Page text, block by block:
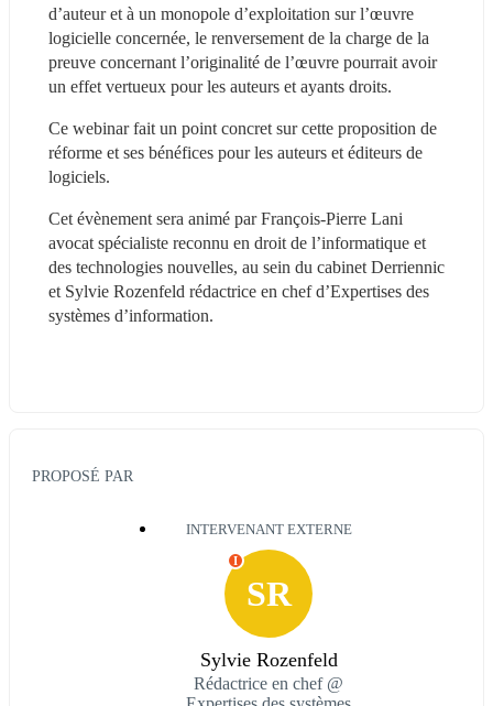
d’auteur et à un monopole d’exploitation sur l’œuvre
logicielle concernée, le renversement de la charge de la
preuve concernant l’originalité de l’œuvre pourrait avoir
un effet vertueux pour les auteurs et ayants droits.
Ce webinar fait un point concret sur cette proposition de
réforme et ses bénéfices pour les auteurs et éditeurs de
logiciels.
Cet évènement sera animé par François-Pierre Lani
avocat spécialiste reconnu en droit de l’informatique et
des technologies nouvelles, au sein du cabinet Derriennic
et Sylvie Rozenfeld rédactrice en chef d’Expertises des
systèmes d’information.
PROPOSÉ PAR
INTERVENANT EXTERNE
SR
I
Sylvie Rozenfeld
Rédactrice en chef @